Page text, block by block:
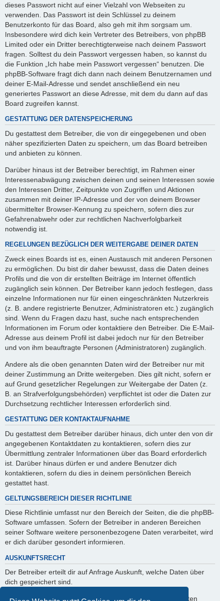
dieses Passwort nicht auf einer Vielzahl von Webseiten zu
verwenden. Das Passwort ist dein Schlüssel zu deinem
Benutzerkonto für das Board, also geh mit ihm sorgsam um.
Insbesondere wird dich kein Vertreter des Betreibers, von phpBB
Limited oder ein Dritter berechtigterweise nach deinem Passwort
fragen. Solltest du dein Passwort vergessen haben, so kannst du
die Funktion „Ich habe mein Passwort vergessen“ benutzen. Die
phpBB-Software fragt dich dann nach deinem Benutzernamen und
deiner E-Mail-Adresse und sendet anschließend ein neu
generiertes Passwort an diese Adresse, mit dem du dann auf das
Board zugreifen kannst.
GESTATTUNG DER DATENSPEICHERUNG
Du gestattest dem Betreiber, die von dir eingegebenen und oben
näher spezifizierten Daten zu speichern, um das Board betreiben
und anbieten zu können.
Darüber hinaus ist der Betreiber berechtigt, im Rahmen einer
Interessenabwägung zwischen deinen und seinen Interessen sowie
den Interessen Dritter, Zeitpunkte von Zugriffen und Aktionen
zusammen mit deiner IP-Adresse und der von deinem Browser
übermittelter Browser-Kennung zu speichern, sofern dies zur
Gefahrenabwehr oder zur rechtlichen Nachverfolgbarkeit
notwendig ist.
REGELUNGEN BEZÜGLICH DER WEITERGABE DEINER DATEN
Zweck eines Boards ist es, einen Austausch mit anderen Personen
zu ermöglichen. Du bist dir daher bewusst, dass die Daten deines
Profils und die von dir erstellten Beiträge im Internet öffentlich
zugänglich sein können. Der Betreiber kann jedoch festlegen, dass
einzelne Informationen nur für einen eingeschränkten Nutzerkreis
(z. B. andere registrierte Benutzer, Administratoren etc.) zugänglich
sind. Wenn du Fragen dazu hast, suche nach entsprechenden
Informationen im Forum oder kontaktiere den Betreiber. Die E-Mail-
Adresse aus deinem Profil ist dabei jedoch nur für den Betreiber
und von ihm beauftragte Personen (Administratoren) zugänglich.
Andere als die oben genannten Daten wird der Betreiber nur mit
deiner Zustimmung an Dritte weitergeben. Dies gilt nicht, sofern er
auf Grund gesetzlicher Regelungen zur Weitergabe der Daten (z.
B. an Strafverfolgungsbehörden) verpflichtet ist oder die Daten zur
Durchsetzung rechtlicher Interessen erforderlich sind.
GESTATTUNG DER KONTAKTAUFNAHME
Du gestattest dem Betreiber darüber hinaus, dich unter den von dir
angegebenen Kontaktdaten zu kontaktieren, sofern dies zur
Übermittlung zentraler Informationen über das Board erforderlich
ist. Darüber hinaus dürfen er und andere Benutzer dich
kontaktieren, sofern du dies in deinem persönlichen Bereich
gestattet hast.
GELTUNGSBEREICH DIESER RICHTLINIE
Diese Richtlinie umfasst nur den Bereich der Seiten, die die phpBB-
Software umfassen. Sofern der Betreiber in anderen Bereichen
seiner Software weitere personenbezogene Daten verarbeitet, wird
er dich darüber gesondert informieren.
AUSKUNFTSRECHT
Der Betreiber erteilt dir auf Anfrage Auskunft, welche Daten über
dich gespeichert sind.
Du kannst jederzeit die Löschung bzw. Sperrung deiner Daten